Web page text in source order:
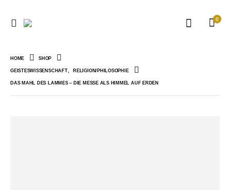
0
HOME SHOP
GEISTESWISSENSCHAFT, RELIGION/PHILOSOPHIE
DAS MAHL DES LAMMES – DIE MESSE ALS HIMMEL AUF ERDEN